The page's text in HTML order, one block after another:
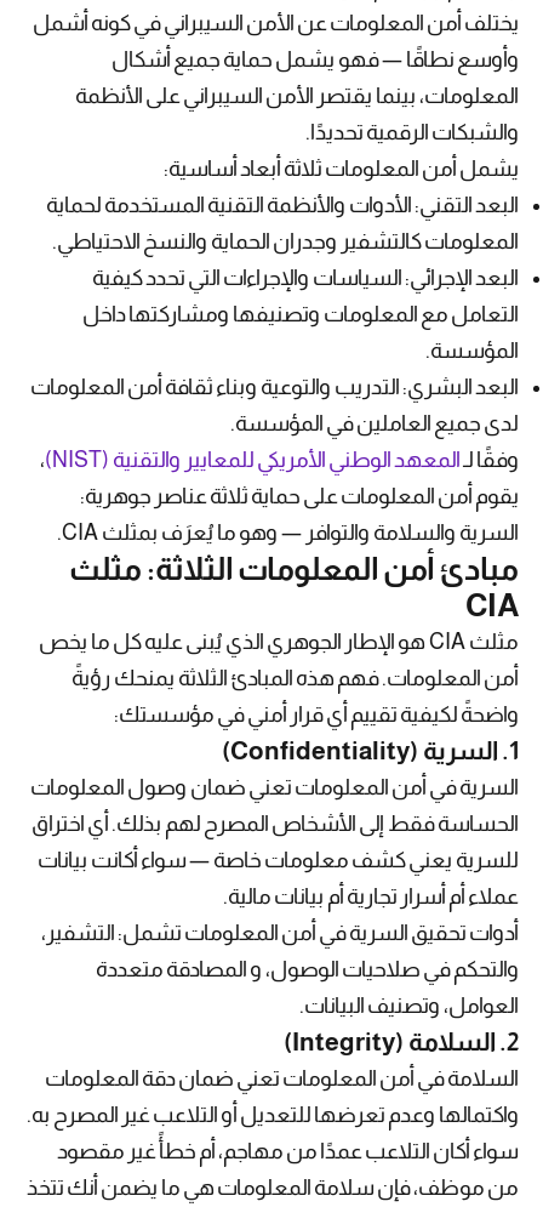
يختلف أمن المعلومات عن الأمن السيبراني في كونه أشمل
وأوسع نطاقًا — فهو يشمل حماية جميع أشكال
المعلومات، بينما يقتصر الأمن السيبراني على الأنظمة
والشبكات الرقمية تحديدًا.
يشمل أمن المعلومات ثلاثة أبعاد أساسية:
البعد التقني: الأدوات والأنظمة التقنية المستخدمة لحماية
المعلومات كالتشفير وجدران الحماية والنسخ الاحتياطي.
البعد الإجرائي: السياسات والإجراءات التي تحدد كيفية
التعامل مع المعلومات وتصنيفها ومشاركتها داخل
المؤسسة.
البعد البشري: التدريب والتوعية وبناء ثقافة أمن المعلومات
لدى جميع العاملين في المؤسسة.
وفقًا لـالمعهد الوطني الأمريكي للمعايير والتقنية (NIST)
،
يقوم أمن المعلومات على حماية ثلاثة عناصر جوهرية:
السرية والسلامة والتوافر — وهو ما يُعرَف بمثلث CIA.
مبادئ أمن المعلومات الثلاثة: مثلث
CIA
مثلث CIA هو الإطار الجوهري الذي يُبنى عليه كل ما يخص
أمن المعلومات. فهم هذه المبادئ الثلاثة يمنحك رؤيةً
واضحةً لكيفية تقييم أي قرار أمني في مؤسستك:
1. السرية (Confidentiality)
السرية في أمن المعلومات تعني ضمان وصول المعلومات
الحساسة فقط إلى الأشخاص المصرح لهم بذلك. أي اختراق
للسرية يعني كشف معلومات خاصة — سواء أكانت بيانات
عملاء أم أسرار تجارية أم بيانات مالية.
أدوات تحقيق السرية في أمن المعلومات تشمل: التشفير،
والتحكم في صلاحيات الوصول، و المصادقة متعددة
العوامل، وتصنيف البيانات.
2. السلامة (Integrity)
السلامة في أمن المعلومات تعني ضمان دقة المعلومات
واكتمالها وعدم تعرضها للتعديل أو التلاعب غير المصرح به.
سواء أكان التلاعب عمدًا من مهاجم، أم خطأً غير مقصود
من موظف، فإن سلامة المعلومات هي ما يضمن أنك تتخذ